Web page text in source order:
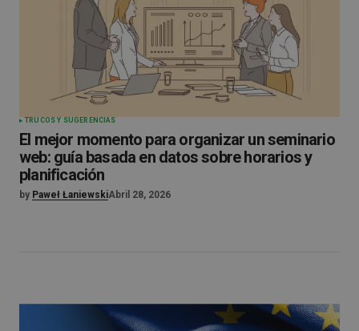
TRUCOS Y SUGERENCIAS
El mejor momento para organizar un seminario
web: guía basada en datos sobre horarios y
planificación
by Paweł ŁaniewskiAbril 28, 2026